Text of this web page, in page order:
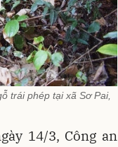
trái phép tại xã Sơ Pai,
14/3, Công an